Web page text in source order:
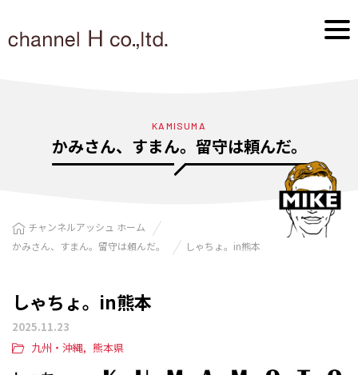
KAMISUMA
かみさん、すまん。留守は頼んだ。
チャンネルアッシュ ホーム
かみさん、すまん。留守は頼んだ。
しゃちょ。in熊本
しゃちょ。in熊本
2025.11.23
九州・沖縄
熊本県